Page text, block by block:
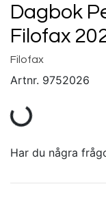
Dagbok
Filofax
Filofax
Artnr. 9752026
Har du några